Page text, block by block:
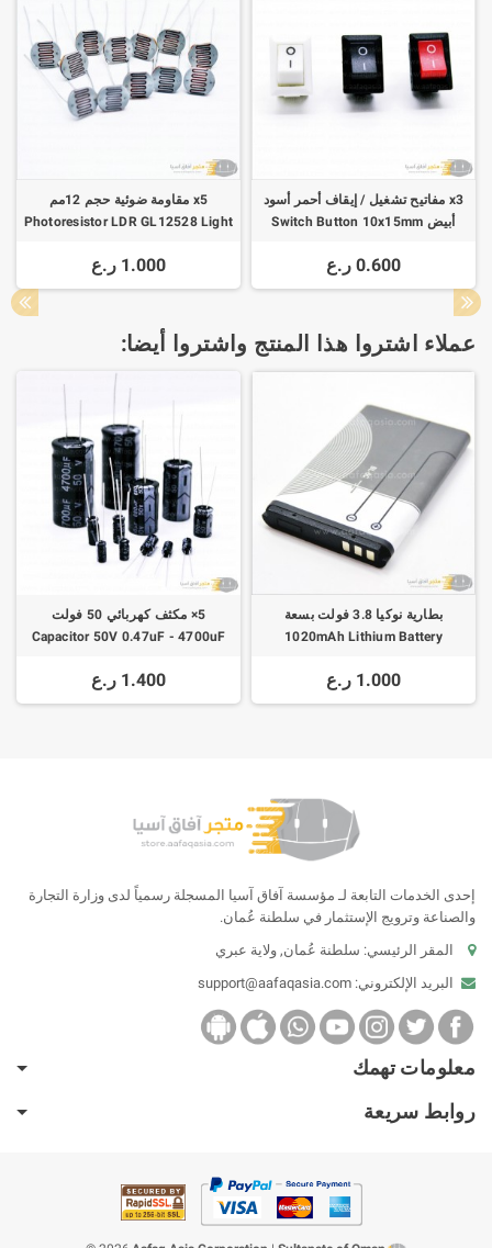
x3 مفاتيح تشغيل / إيقاف أحمر أسود
أبيض Switch Button 10x15mm
0.600 ر.ع
x5 مقاومة ضوئية حجم 12مم
Photoresistor LDR GL12528 Light
1.000 ر.ع
عملاء اشتروا هذا المنتج واشتروا أيضا:
بطارية نوكيا 3.8 فولت بسعة
1020mAh Lithium Battery
1.000 ر.ع
5× مكثف كهربائي 50 فولت
Capacitor 50V 0.47uF - 4700uF
1.400 ر.ع
إحدى الخدمات التابعة لـ مؤسسة آفاق آسيا المسجلة رسمياً لدى وزارة التجارة
والصناعة وترويج الإستثمار في سلطنة عُمان.
المقر الرئيسي: سلطنة عُمان, ولاية عبري
البريد الإلكتروني: support@aafaqasia.com
معلومات تهمك
روابط سريعة